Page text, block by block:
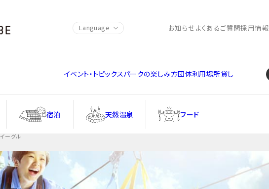
Language
宿泊 天然温泉 フード
イベント・トピックスパークの楽しみ方団体利用場所貸し
採用情報
お知らせよくあるご質問
ムはこちら
ーグル